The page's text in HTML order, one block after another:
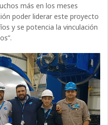
más en los meses
poder liderar este proyecto
y se potencia la vinculación